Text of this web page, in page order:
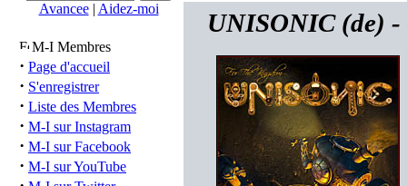
Avancee| Aidez-moi
M-I Membres
· Page d'accueil
· S'enregistrer
· Liste des Membres
· M-I sur Instagram
· M-I sur Facebook
· M-I sur YouTube
UNISONIC (de)